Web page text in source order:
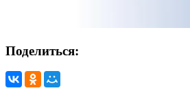
Поделиться: